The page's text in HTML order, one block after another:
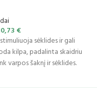
€
sėklides ir gali
kilpa, padalinta skaidriu
varpos šaknį ir sėklides.